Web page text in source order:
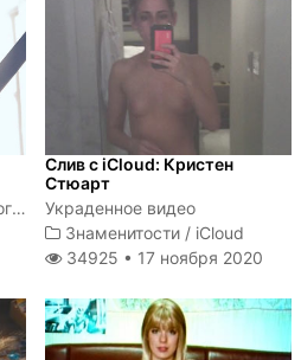
Украденное хакерами фотографии Кристен Стюарт
Слив с iCloud: Кристен
Стюарт
Украденное видео
Знаменитости / iCloud
34925 • 17 ноября 2020